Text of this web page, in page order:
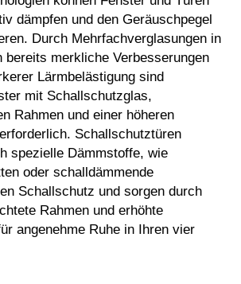
dämpfen und den Geräuschpegel
Durch Mehrfachverglasungen in
bereits merkliche Verbesserungen
Lärmbelästigung sind
mit Schallschutzglas,
Rahmen und einer höheren
Schallschutztüren
spezielle Dämmstoffe, wie
oder schalldämmende
Schallschutz und sorgen durch
Rahmen und erhöhte
angenehme Ruhe in Ihren vier